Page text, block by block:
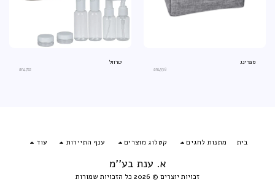
ספרינג
an4538
טרוול
an4722
א. ענת בע''מ
זכויות יוצרים © 2026 כל הזכויות שמורות
בית מתנות לחגים קטלוג מוצרים ענף התיירות עוד